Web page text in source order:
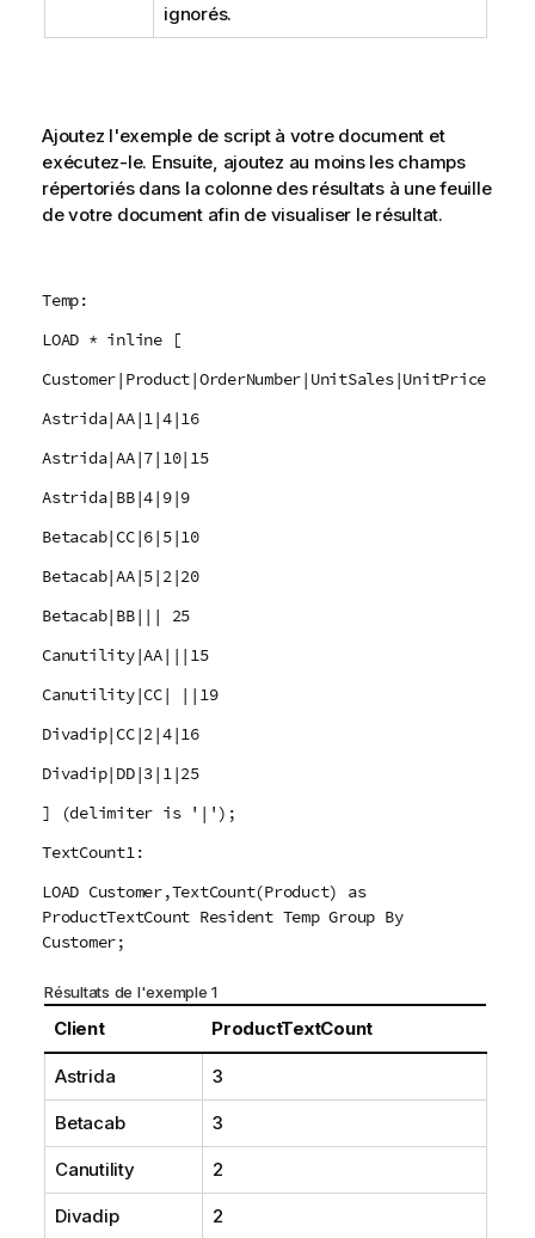
ignorés.
Ajoutez l'exemple de script à votre document et
exécutez-le. Ensuite, ajoutez au moins les champs
répertoriés dans la colonne des résultats à une feuille
de votre document afin de visualiser le résultat.
Temp:
LOAD * inline [
Customer|Product|OrderNumber|UnitSales|UnitPrice
Astrida|AA|1|4|16
Astrida|AA|7|10|15
Astrida|BB|4|9|9
Betacab|CC|6|5|10
Betacab|AA|5|2|20
Betacab|BB||| 25
Canutility|AA|||15
Canutility|CC| ||19
Divadip|CC|2|4|16
Divadip|DD|3|1|25
] (delimiter is '|');
TextCount1:
LOAD Customer,TextCount(Product) as
ProductTextCount Resident Temp Group By
Customer;
Résultats de l'exemple 1
Client ProductTextCount
Astrida 3
Betacab 3
Canutility 2
Divadip 2